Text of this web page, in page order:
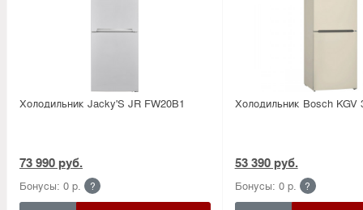
Холодильник Jacky'S JR FW20B1
73 990 руб.
Бонусы: 0 р. ?
Холодильник Bosсh KGV
53 390 руб.
Бонусы: 0 р. ?